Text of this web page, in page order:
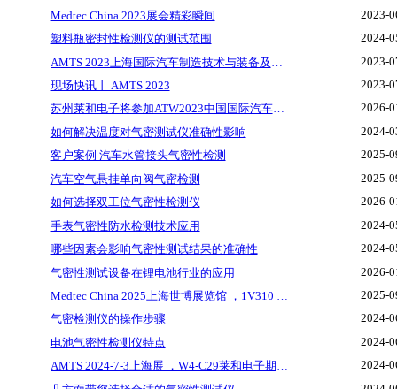
Medtec China 2023展会精彩瞬间
2023-
塑料瓶密封性检测仪的测试范围
2024-
2023-
现场快讯丨 AMTS 2023
2023-
苏州莱和电子将参加ATW2023中国国际汽车创新技术周（上海展）展览会
2026-
如何解决温度对气密测试仪准确性影响
2024-
客户案例 汽车水管接头气密性检测
2025-
汽车空气悬挂单向阀气密检测
2025-
如何选择双工位气密性检测仪
2026-
手表气密性防水检测技术应用
2024-
哪些因素会影响气密性测试结果的准确性
2024-
气密性测试设备在锂电池行业的应用
2026-
2025-
气密检测仪的操作步骤
2024-
电池气密性检测仪特点
2024-
AMTS 2024-7-3上海展 ，W4-C29莱和电子期待您的莅临
2024-